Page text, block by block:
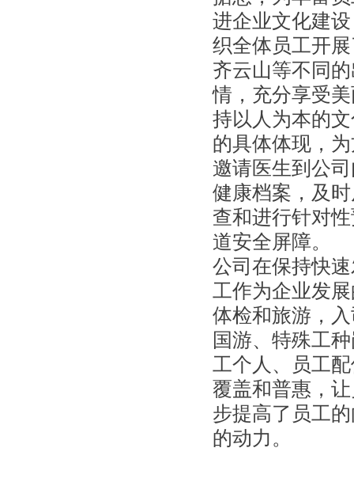
进企业文化建
织全体员工开
齐云山等不同
情，充分享受
持以人为本的
的具体体现，
邀请医生到公
健康档案，及
查和进行针对
道安全屏障。
公司在保持快
工作为企业发
体检和旅游，
国游、特殊工
工个人、员工
覆盖和普惠，
步提高了员工
的动力。